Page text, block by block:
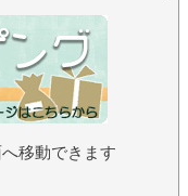
移動できます